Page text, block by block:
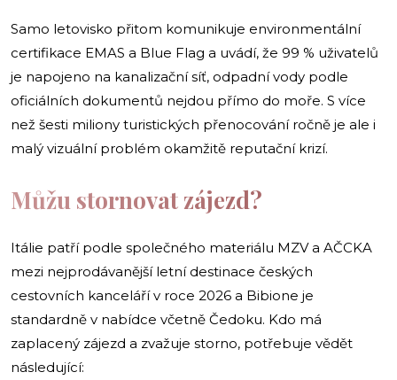
Samo letovisko přitom komunikuje environmentální
certifikace EMAS a Blue Flag a uvádí, že 99 % uživatelů
je napojeno na kanalizační síť, odpadní vody podle
oficiálních dokumentů nejdou přímo do moře. S více
než šesti miliony turistických přenocování ročně je ale i
malý vizuální problém okamžitě reputační krizí.
Můžu stornovat zájezd?
Itálie patří podle společného materiálu MZV a AČCKA
mezi nejprodávanější letní destinace českých
cestovních kanceláří v roce 2026 a Bibione je
standardně v nabídce včetně Čedoku. Kdo má
zaplacený zájezd a zvažuje storno, potřebuje vědět
následující: